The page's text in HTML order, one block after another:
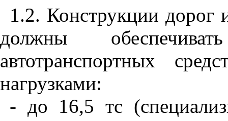
1.2. Конструкции дорог
должны
автотранспортных
нагрузками:
- до 16,5 тс (специа